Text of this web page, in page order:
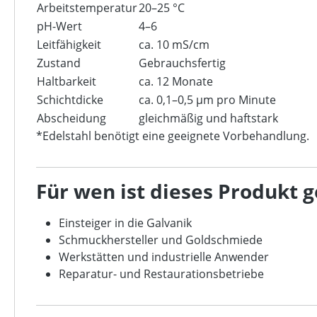
Arbeitstemperatur20–25 °C
pH-Wert
4–6
Leitfähigkeit
ca. 10 mS/cm
Zustand
Gebrauchsfertig
Haltbarkeit
ca. 12 Monate
Schichtdicke
ca. 0,1–0,5 μm pro Minute
Abscheidung
gleichmäßig und haftstark
*Edelstahl benötigt eine geeignete Vorbehandlung.
Für wen ist dieses Produkt
Einsteiger in die Galvanik
Schmuckhersteller und Goldschmiede
Werkstätten und industrielle Anwender
Reparatur- und Restaurationsbetriebe